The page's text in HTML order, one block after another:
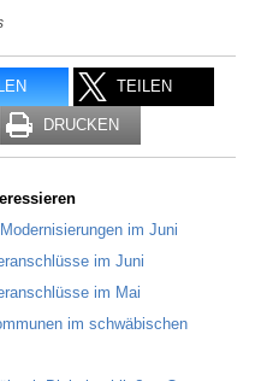
TEILEN
DRUCKEN
im Juni
im Juni
im Mai
im schwäbischen